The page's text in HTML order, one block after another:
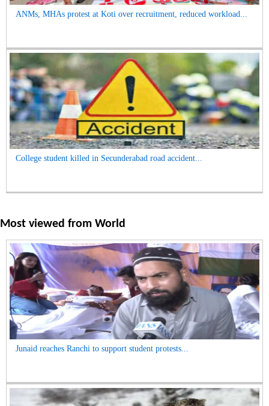
ANMs, MHAs protest at Koti over recruitment, reduced workload...
College student killed in Secunderabad road accident...
Most viewed from World
Junaid reaches Ranchi to support student protests...